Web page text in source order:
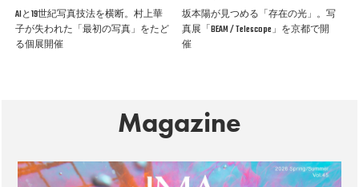
AIと19世紀写真技法を横断。村上華
子が失われた「最初の写真」をたど
る個展開催
坂本陽が見つめる「存在の光」。写
真展「BEAM / Telescope」を京都で開
催
Magazine